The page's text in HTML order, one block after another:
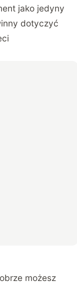
jako jedyny
dotyczyć
możesz